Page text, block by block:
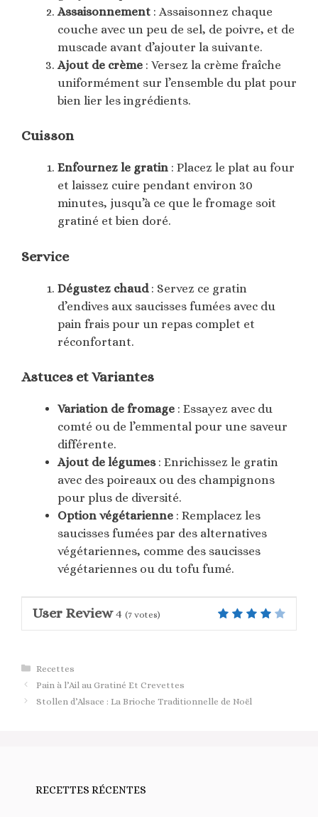
Assaisonnement : Assaisonnez chaque
couche avec un peu de sel, de poivre, et de
muscade avant d’ajouter la suivante.
Ajout de crème : Versez la crème fraîche
uniformément sur l’ensemble du plat pour
bien lier les ingrédients.
Cuisson
Enfournez le gratin : Placez le plat au four
et laissez cuire pendant environ 30
minutes, jusqu’à ce que le fromage soit
gratiné et bien doré.
Service
Dégustez chaud: Servez ce gratin
d’endives aux saucisses fumées avec du
pain frais pour un repas complet et
réconfortant.
Astuces et Variantes
Variation de fromage : Essayez avec du
comté ou de l’emmental pour une saveur
différente.
Ajout de légumes: Enrichissez le gratin
avec des poireaux ou des champignons
pour plus de diversité.
Option végétarienne : Remplacez les
saucisses fumées par des alternatives
végétariennes, comme des saucisses
végétariennes ou du tofu fumé.
User Review 4 (7 votes)
Catégories
Recettes
Pain à l’Ail au Gratiné Et Crevettes
Stollen d’Alsace : La Brioche Traditionnelle de Noël
RECETTES RÉCENTES